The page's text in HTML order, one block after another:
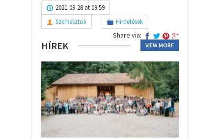
2021-09-28 at 09:59
Szerkesztok
Hirdetések
Share via:
HÍREK VIEW MORE